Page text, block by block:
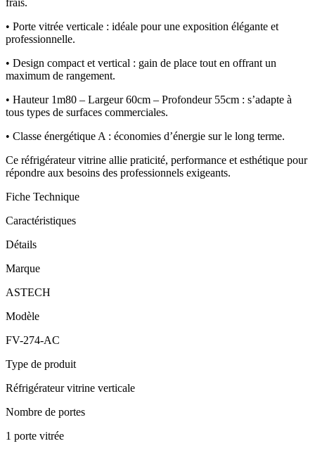
frais.
• Porte vitrée verticale : idéale pour une exposition élégante et
professionnelle.
• Design compact et vertical : gain de place tout en offrant un
maximum de rangement.
• Hauteur 1m80 – Largeur 60cm – Profondeur 55cm : s’adapte à
tous types de surfaces commerciales.
• Classe énergétique A : économies d’énergie sur le long terme.
Ce réfrigérateur vitrine allie praticité, performance et esthétique pour
répondre aux besoins des professionnels exigeants.
Fiche Technique
Caractéristiques
Détails
Marque
ASTECH
Modèle
FV-274-AC
Type de produit
Réfrigérateur vitrine verticale
Nombre de portes
1 porte vitrée